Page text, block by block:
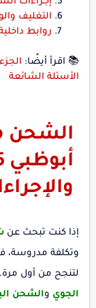
التغليف
روابط
📚 اقرأ أيضًا:
الأسئلة الشائعة
الشحن
إذا كنت تبحث عن
وتكلفة مدروسة،
لتنجح من أول
الجوي والشحن